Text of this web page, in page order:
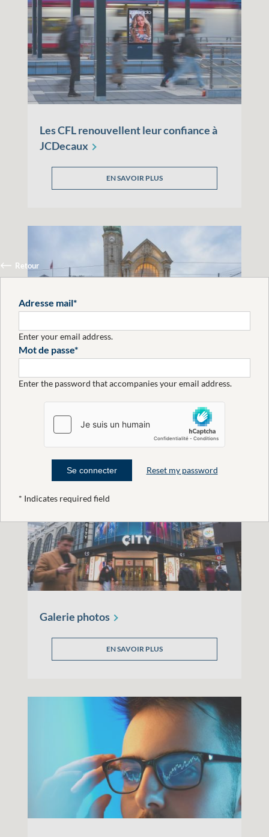
Les CFL renouvellent leur confiance à
JCDecaux
EN SAVOIR PLUS
ville de l'amour pourla
EN SAVOIR PLUS
Galerie photos
EN SAVOIR PLUS
Retour
Adresse mail
Enter your email address.
Mot de passe
Enter the password that accompanies your email address.
Reset my password
* Indicates required field